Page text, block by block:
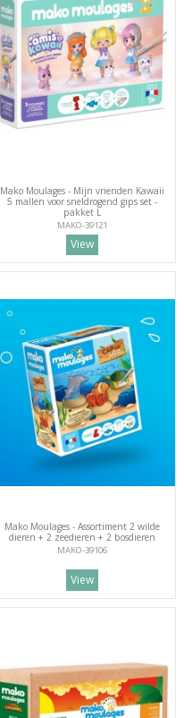
Mako Moulages - Mijn vrienden Kawaii
5 mallen voor sneldrogend gips set -
pakket L
MAKO-39121
View
Mako Moulages - Assortiment 2 wilde
dieren + 2 zeedieren + 2 bosdieren
MAKO-39106
View